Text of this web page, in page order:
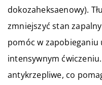
dokozaheksaenowy).
zmniejszyć stan
pomóc w
intensywnym
antykrzepliwe, co